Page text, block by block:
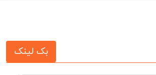
بک لینک